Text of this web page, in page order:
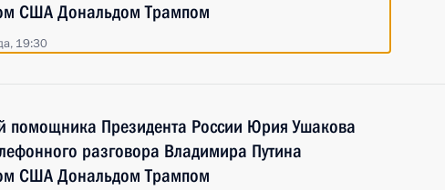
США Дональдом Трампом
19:30
помощника Президента России Юрия Ушакова
разговора Владимира Путина
США Дональдом Трампом